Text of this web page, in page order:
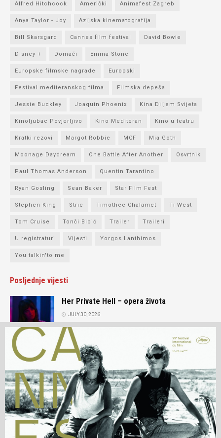
Alfred Hitchcock Američki Animafest Zagreb
Anya Taylor - Joy Azijska kinematografija
Bill Skarsgard Cannes film festival David Bowie
Disney + Domaći Emma Stone
Europske filmske nagrade Europski
Festival mediteranskog filma Filmska depeša
Jessie Buckley Joaquin Phoenix Kina Diljem Svijeta
Kinoljubac Povjerljivo Kino Mediteran Kino u teatru
Kratki rezovi Margot Robbie MCF Mia Goth
Moonage Daydream One Battle After Another Osvrtnik
Paul Thomas Anderson Quentin Tarantino
Ryan Gosling Sean Baker Star Film Fest
Stephen King Stric Timothee Chalamet Ti West
Tom Cruise Tonči Bibić Trailer Traileri
U registraturi Vijesti Yorgos Lanthimos
You talkin'to me
Posljednje vijesti
Her Private Hell – opera života
JULY 30, 2026
Intervju: Andrey Zvyagintsev
JULY 15, 2026
Prijatelji portala Kontakt
Impressum